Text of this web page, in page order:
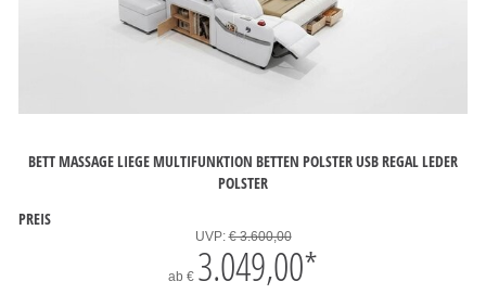
BETT MASSAGE LIEGE MULTIFUNKTION BETTEN POLSTER USB REGAL LEDER
POLSTER
PREIS
UVP:€ 3.600,00
ab € 3.049,00*